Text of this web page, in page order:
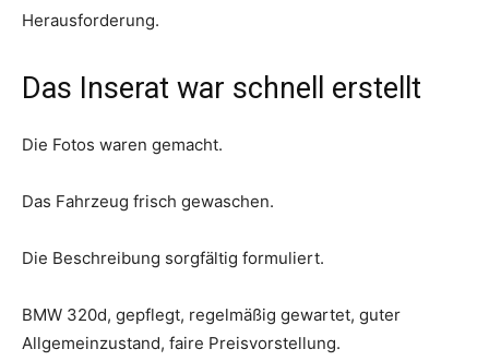
Herausforderung.
Das Inserat war schnell erstellt
Die Fotos waren gemacht.
Das Fahrzeug frisch gewaschen.
Die Beschreibung sorgfältig formuliert.
BMW 320d, gepflegt, regelmäßig gewartet, guter
Allgemeinzustand, faire Preisvorstellung.